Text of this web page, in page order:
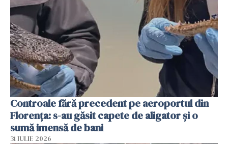
Controale fără precedent pe aeroportul din
Florența: s-au găsit capete de aligator și o
sumă imensă de bani
31 IULIE 2026